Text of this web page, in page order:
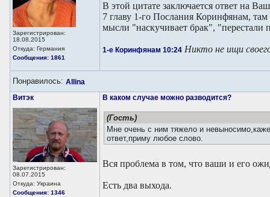
Зарегистрирован:
18.08.2015
Откуда: Германия
Сообщения: 1861
В этой цитате заключается ответ на
7 главу 1-го Послания Коринфянам, там
мысли "наскучивает брак", "перестали
1-е Коринфянам 10:24 Никто не ищи
Понравилось: Allina
Витэк
Зарегистрирован:
08.07.2015
Откуда: Украина
Сообщения: 1346
В каком случае можно разводится?
(Гость)
Мне очень с ним тяжело и
ответ,приму любое слово.
Вся проблема в том, что ваши и его
Есть два выхода.